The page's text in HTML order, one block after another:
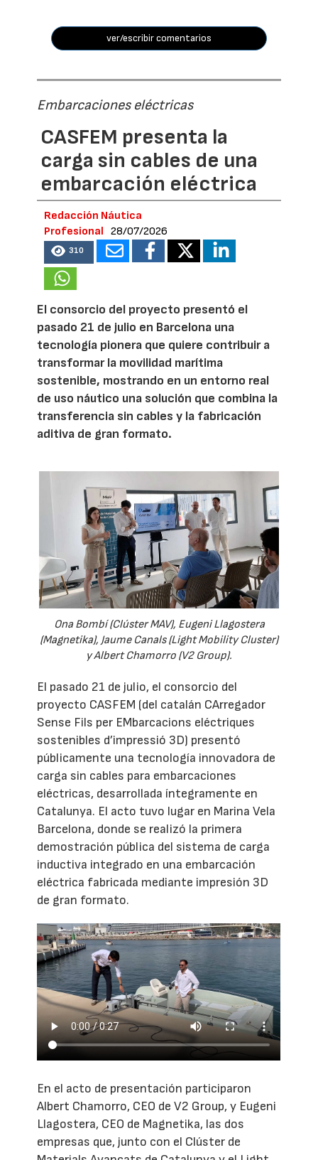
ver/escribir comentarios
Embarcaciones eléctricas
CASFEM presenta la
carga sin cables de una
embarcación eléctrica
Redacción Náutica
Profesional
28/07/2026
310
El consorcio del proyecto presentó el
pasado 21 de julio en Barcelona una
tecnología pionera que quiere contribuir a
transformar la movilidad marítima
sostenible, mostrando en un entorno real
de uso náutico una solución que combina la
transferencia sin cables y la fabricación
aditiva de gran formato.
Ona Bombí (Clúster MAV), Eugeni Llagostera
(Magnetika), Jaume Canals (Light Mobility Cluster)
y Albert Chamorro (V2 Group).
El pasado 21 de julio, el consorcio del
proyecto CASFEM (del catalán CArregador
Sense Fils per EMbarcacions eléctriques
sostenibles d’impressió 3D) presentó
públicamente una tecnología innovadora de
carga sin cables para embarcaciones
eléctricas, desarrollada íntegramente en
Catalunya. El acto tuvo lugar en Marina Vela
Barcelona, donde se realizó la primera
demostración pública del sistema de carga
inductiva integrado en una embarcación
eléctrica fabricada mediante impresión 3D
de gran formato.
En el acto de presentación participaron
Albert Chamorro, CEO de V2 Group, y Eugeni
Llagostera, CEO de Magnetika, las dos
empresas que, junto con el Clúster de